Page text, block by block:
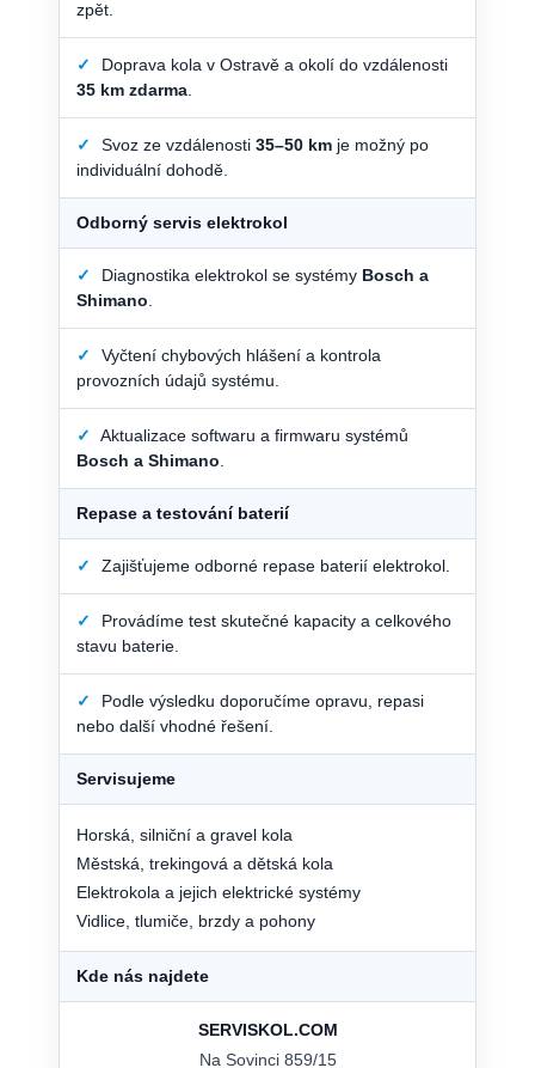
zpět.
✓
Doprava kola v Ostravě a okolí do vzdálenosti
35 km zdarma
✓ Svoz ze vzdálenosti 35–50 km je možný po
individuální dohodě.
Odborný servis elektrokol
✓ Diagnostika elektrokol se systémy Bosch a
Shimano
✓
Vyčtení chybových hlášení a kontrola
provozních údajů systému.
✓
Aktualizace softwaru a firmwaru systémů
Bosch a Shimano
Repase a testování baterií
✓ Zajišťujeme odborné repase baterií elektrokol.
✓
Provádíme test skutečné kapacity a celkového
stavu baterie.
✓
Podle výsledku doporučíme opravu, repasi
nebo další vhodné řešení.
Servisujeme
Horská, silniční a gravel kola
Městská, trekingová a dětská kola
Elektrokola a jejich elektrické systémy
Vidlice, tlumiče, brzdy a pohony
Kde nás najdete
SERVISKOL.COM
Na Sovinci 859/15